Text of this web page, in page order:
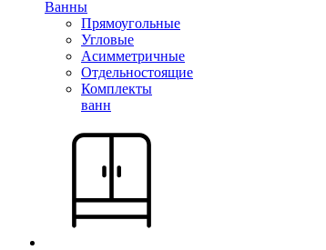
Ванны
Прямоугольные
Угловые
Асимметричные
Отдельностоящие
Комплекты
ванн